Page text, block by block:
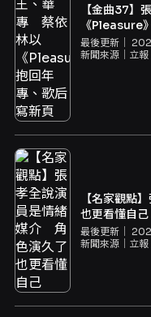
【金曲37】
《Pleasure
最後更新｜
新聞來源｜ 立報
【名家觀點
也更看懂自己
最後更新｜
新聞來源｜ 立報